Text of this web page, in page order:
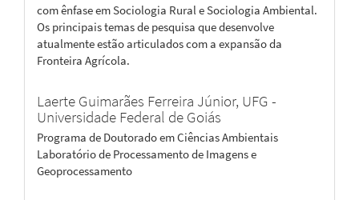
com ênfase em Sociologia Rural e Sociologia Ambiental.
Os principais temas de pesquisa que desenvolve
atualmente estão articulados com a expansão da
Fronteira Agrícola.
Laerte Guimarães Ferreira Júnior, UFG -
Universidade Federal de Goiás
Programa de Doutorado em Ciências Ambientais
Laboratório de Processamento de Imagens e
Geoprocessamento